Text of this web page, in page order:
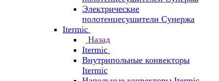
Электрические
полотенцесушители Сунержа
Itermic
Назад
Itermic
Внутрипольные конвекторы
Itermic